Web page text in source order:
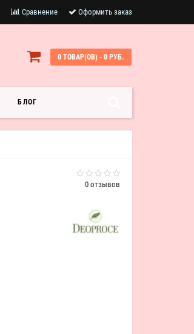
Сравнение Оформить заказ
0 ТОВАР(ОВ) - 0 РУБ.
БЛОГ
0 отзывов